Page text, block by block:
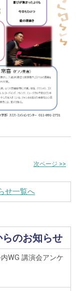
次ページ >>
せ一覧へ
のお知らせ
WG 講演会アンケ